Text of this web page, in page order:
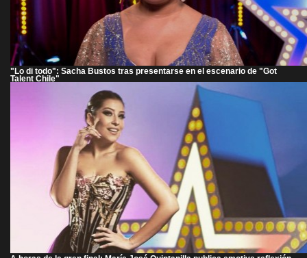
"Lo di todo": Sacha Bustos tras presentarse en el escenario de "Got
Talent Chile"